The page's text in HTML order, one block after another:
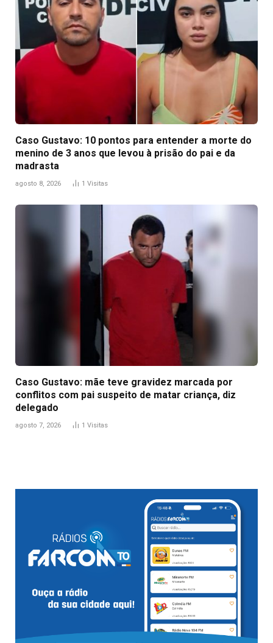
Caso Gustavo: 10 pontos para entender a morte do
menino de 3 anos que levou à prisão do pai e da
madrasta
agosto 8, 2026 1 Visitas
Caso Gustavo: mãe teve gravidez marcada por
conflitos com pai suspeito de matar criança, diz
delegado
agosto 7, 2026 1 Visitas